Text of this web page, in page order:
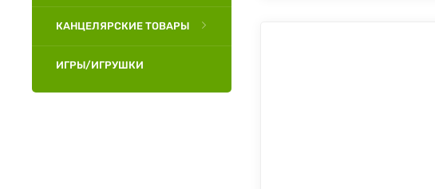
КАНЦЕЛЯРСКИЕ ТОВАРЫ
ИГРЫ/ИГРУШКИ